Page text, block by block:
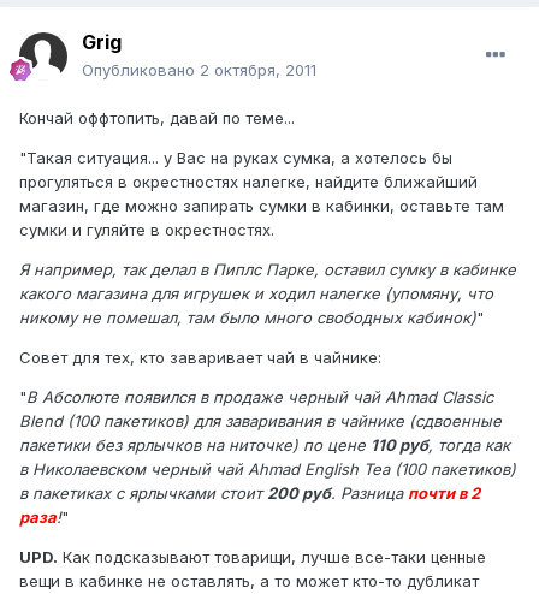
Grig
Опубликовано 2 октября, 2011
Кончай оффтопить, давай по теме...
"Такая ситуация... у Вас на руках сумка, а хотелось бы
прогуляться в окрестностях налегке, найдите ближайший
магазин, где можно запирать сумки в кабинки, оставьте там
сумки и гуляйте в окрестностях.
Я например, так делал в Пиплс Парке, оставил сумку в кабинке
какого магазина для игрушек и ходил налегке (упомяну, что
никому не помешал, там было много свободных кабинок)"
Совет для тех, кто заваривает чай в чайнике:
"В Абсолюте появился в продаже черный чай Ahmad Classic
Blend (100 пакетиков) для заваривания в чайнике (сдвоенные
пакетики без ярлычков на ниточке) по цене 110 руб, тогда как
в Николаевском черный чай Ahmad English Tea (100 пакетиков)
в пакетиках с ярлычками стоит200 руб. Разница почти в 2
раза!"
UPD. Как подсказывают товарищи, лучше все-таки ценные
вещи в кабинке не оставлять, а то может кто-то дубликат